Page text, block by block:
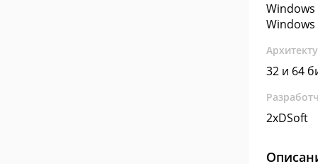
Windows
Windows
32 и 64
2xDSoft